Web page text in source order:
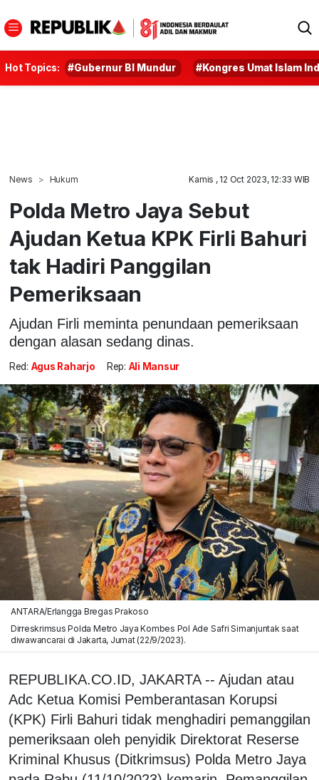
Hot Topics: #Gubernur BI Mundur #Kongres Umat Islam
News Hukum Kamis , 12 Oct 2023, 12:33 WIB
Polda Metro Jaya Sebut
Ajudan Ketua KPK Firli Bahuri
tak Hadiri Panggilan
Pemeriksaan
Ajudan Firli meminta penundaan pemeriksaan
dengan alasan sedang dinas.
Red: Agus Raharjo Rep: Ali Mansur
ANTARA/Erlangga Bregas Prakoso
Dirreskrimsus Polda Metro Jaya Kombes Pol Ade Safri Simanjuntak saat
diwawancarai di Jakarta, Jumat (22/9/2023).
REPUBLIKA.CO.ID, JAKARTA -- Ajudan atau
Adc Ketua Komisi Pemberantasan Korupsi
(KPK) Firli Bahuri tidak menghadiri pemanggilan
pemeriksaan oleh penyidik Direktorat Reserse
Kriminal Khusus (Ditkrimsus) Polda Metro Jaya